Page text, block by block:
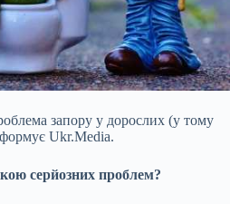
запору у дорослих (у тому
Ukr.Media.
серйозних проблем?